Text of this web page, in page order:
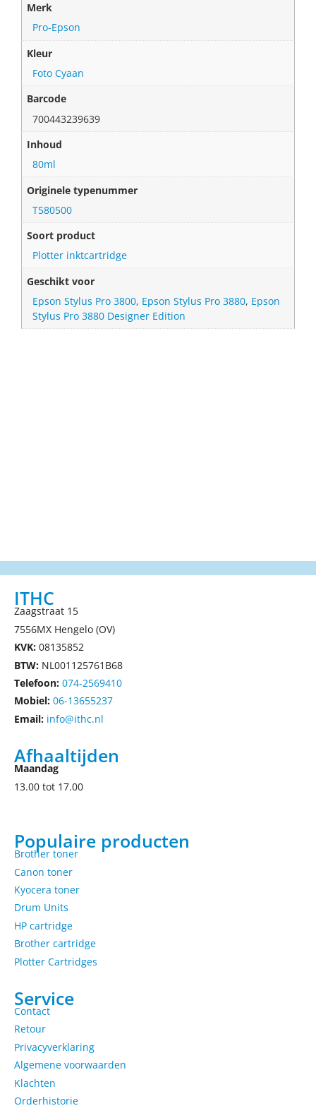
Merk
Pro-Epson
Kleur
Foto Cyaan
Barcode
700443239639
Inhoud
80ml
Originele typenummer
T580500
Soort product
Plotter inktcartridge
Geschikt voor
Epson Stylus Pro 3800, Epson Stylus Pro 3880, Epson
Stylus Pro 3880 Designer Edition
ITHC
Zaagstraat 15
7556MX Hengelo (OV)
KVK: 08135852
BTW: NL001125761B68
Telefoon: 074-2569410
Mobiel: 06-13655237
Email: info@ithc.nl
Afhaaltijden
Maandag
13.00 tot 17.00
Populaire producten
Brother toner
Canon toner
Kyocera toner
Drum Units
HP cartridge
Brother cartridge
Plotter Cartridges
Service
Contact
Retour
Privacyverklaring
Algemene voorwaarden
Klachten
Orderhistorie